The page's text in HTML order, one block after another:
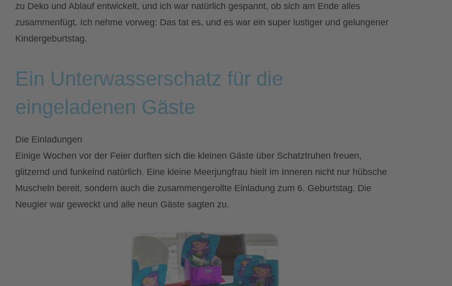
zu Deko und Ablauf entwickelt, und ich war natürlich gespannt, ob sich am Ende alles
zusammenfügt. Ich nehme vorweg: Das tat es, und es war ein super lustiger und gelungener
Kindergeburtstag.
Ein Unterwasserschatz für die
eingeladenen Gäste
Die Einladungen
Einige Wochen vor der Feier durften sich die kleinen Gäste über Schatztruhen freuen,
glitzernd und funkelnd natürlich. Eine kleine Meerjungfrau hielt im Inneren nicht nur hübsche
Muscheln bereit, sondern auch die zusammengerollte Einladung zum 6. Geburtstag. Die
Neugier war geweckt und alle neun Gäste sagten zu.